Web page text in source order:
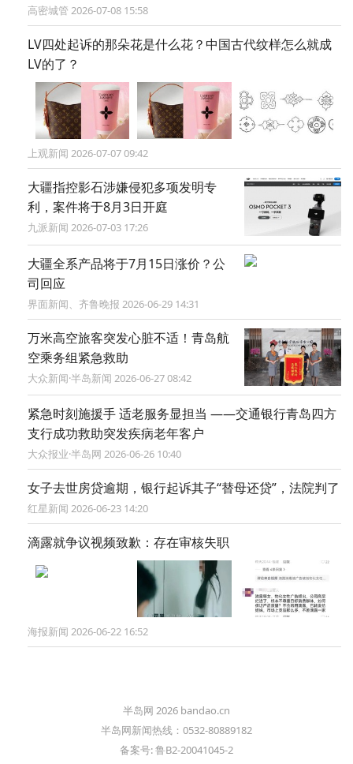
高密城管 2026-07-08 15:58
LV四处起诉的那朵花是什么花？中国古代纹样怎么就成
LV的了？
上观新闻 2026-07-07 09:42
大疆指控影石涉嫌侵犯多项发明专
利，案件将于8月3日开庭
九派新闻 2026-07-03 17:26
大疆全系产品将于7月15日涨价？公
司回应
界面新闻、齐鲁晚报 2026-06-29 14:31
万米高空旅客突发心脏不适！青岛航
空乘务组紧急救助
大众新闻·半岛新闻 2026-06-27 08:42
紧急时刻施援手 适老服务显担当 ——交通银行青岛四方
支行成功救助突发疾病老年客户
大众报业·半岛网 2026-06-26 10:40
女子去世房贷逾期，银行起诉其子“替母还贷”，法院判了
红星新闻 2026-06-23 14:20
滴露就争议视频致歉：存在审核失职
海报新闻 2026-06-22 16:52
半岛网 2026 bandao.cn
半岛网新闻热线：0532-80889182
备案号: 鲁B2-20041045-2